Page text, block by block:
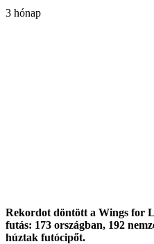
3 hónap
Rekordot döntött a Wings for
futás: 173 országban, 192
húztak futócipőt.